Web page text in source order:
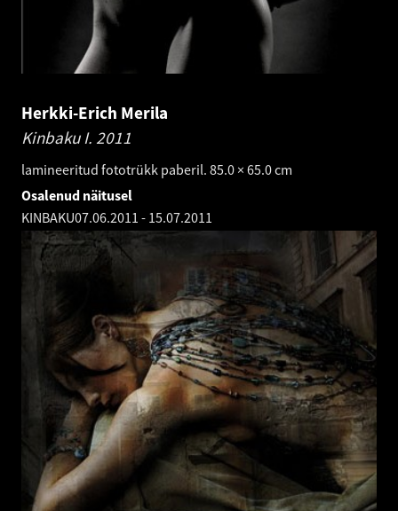
Herkki-Erich Merila
Kinbaku I. 2011
lamineeritud fototrükk paberil. 85.0 × 65.0 cm
Osalenud näitusel
KINBAKU07.06.2011 - 15.07.2011